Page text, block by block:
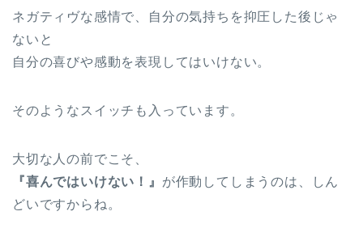
ネガティヴな感情で、自分の気持ちを抑圧した後じゃ
ないと
自分の喜びや感動を表現してはいけない。
そのようなスイッチも入っています。
大切な人の前でこそ、
『喜んではいけない！』 が作動してしまうのは、しん
どいですからね。